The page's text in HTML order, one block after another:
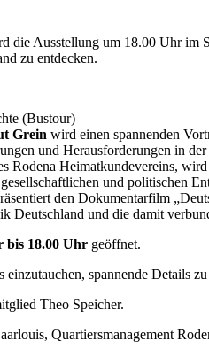
die Ausstellung um 18.00 Uhr im
zu entdecken.
(Bustour)
Grein wird einen spannenden
und Herausforderungen in
Rodena Heimatkundevereins,
und politischen
den Dokumentarfilm
Deutschland und die damit
bis 18.00 Uhr geöffnet.
spannende Details
Theo Speicher.
Quartiersmanagement